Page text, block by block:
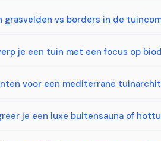
grasvelden vs borders in de
je een tuin met een focus op
voor een mediterrane
je een luxe buitensauna of